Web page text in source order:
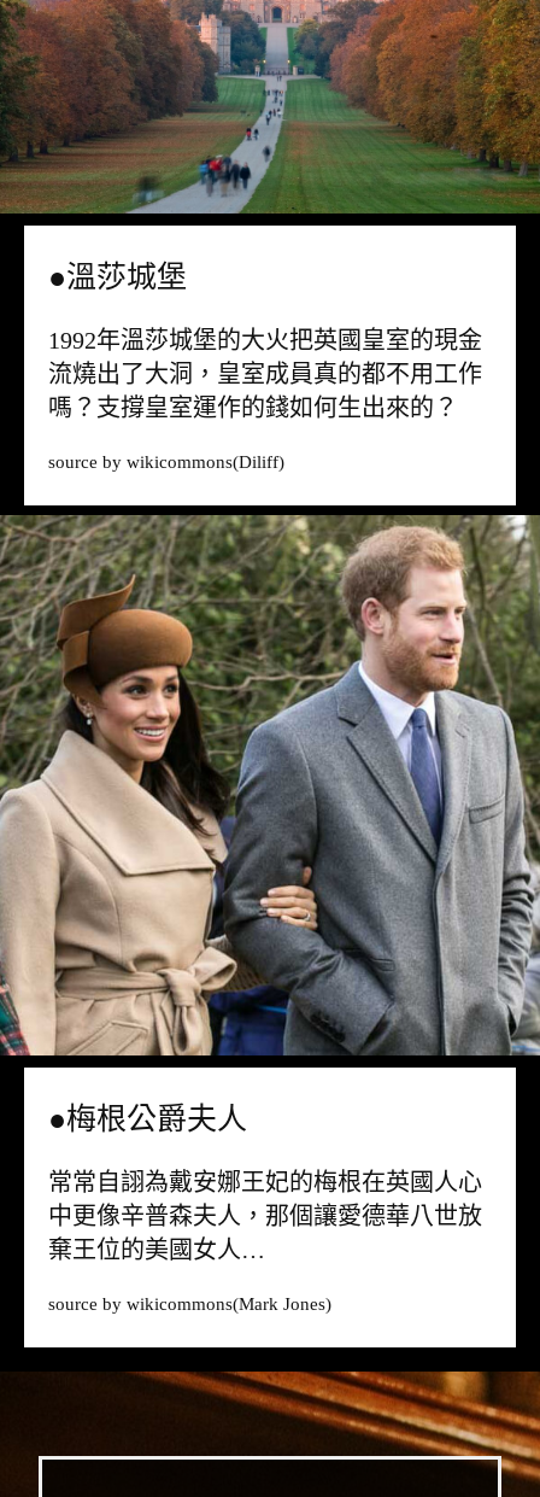
●溫莎城堡
1992年溫莎城堡的大火把英國皇室的現金
流燒出了大洞，皇室成員真的都不用工作
嗎？支撐皇室運作的錢如何生出來的？
source by wikicommons(Diliff)
●梅根公爵夫人
常常自詡為戴安娜王妃的梅根在英國人心
中更像辛普森夫人，那個讓愛德華八世放
棄王位的美國女人…
source by wikicommons(Mark Jones)